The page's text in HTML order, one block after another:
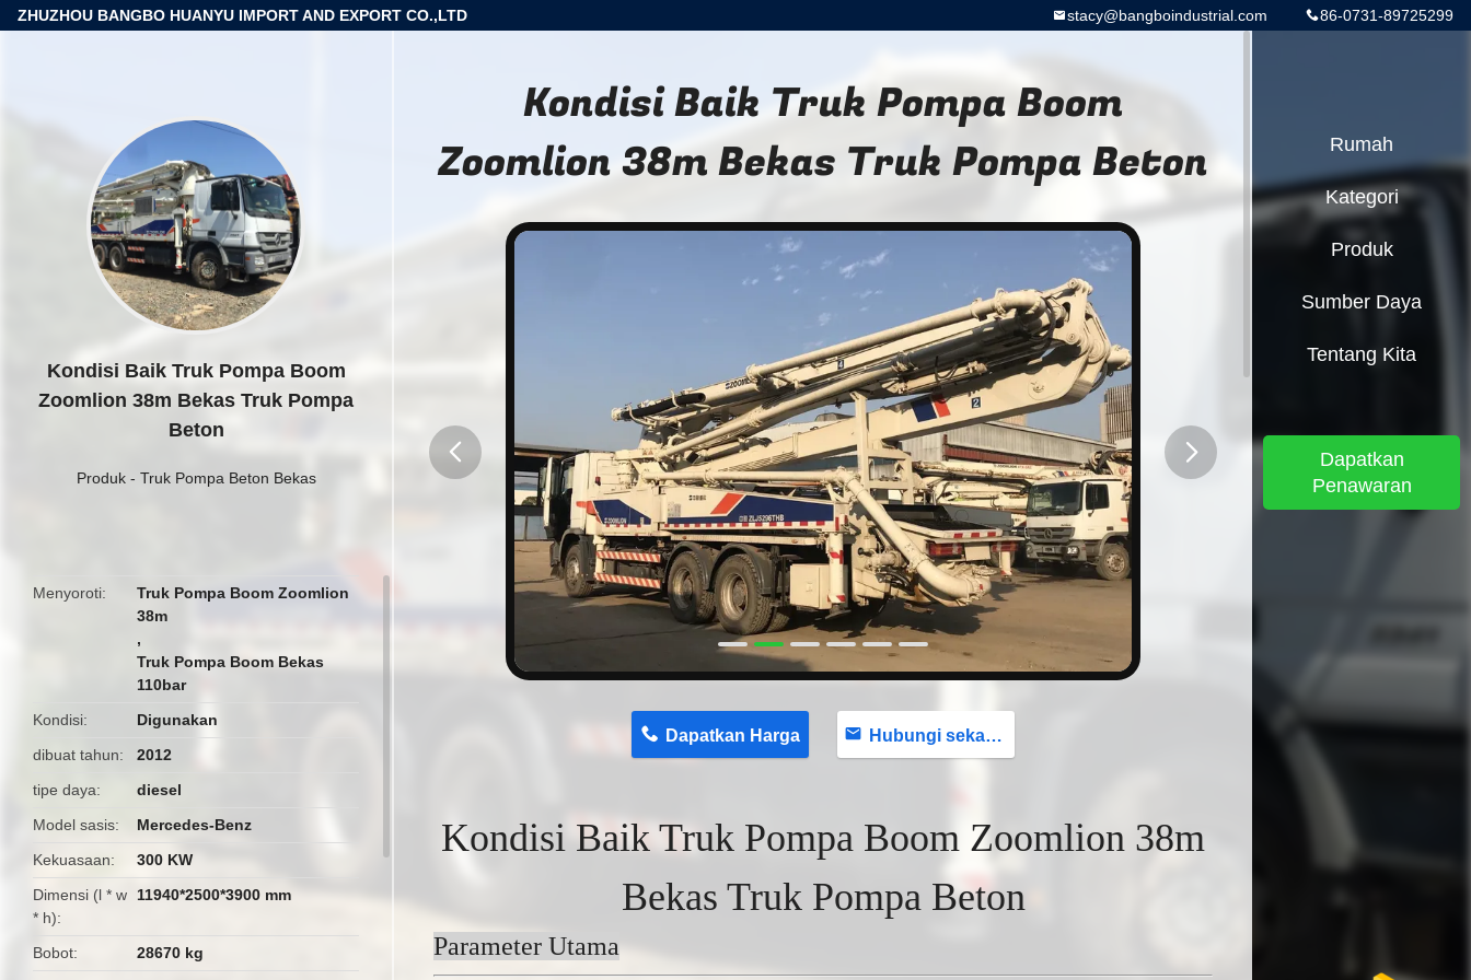
ZHUZHOU BANGBO HUANYU IMPORT AND EXPORT CO.,LTD 86-0731-89725299
stacy@bangboindustrial.com
Kondisi Baik Truk Pompa Boom
Zoomlion 38m Bekas Truk Pompa
Beton
Produk- Truk Pompa Beton Bekas
Menyoroti
Truk Pompa Boom Zoomlion
38m
,
Truk Pompa Boom Bekas
110bar
Kondisi
Digunakan
dibuat tahun
2012
tipe daya
diesel
Model sasis
Mercedes-Benz
Kekuasaan
300 KW
Dimensi (l * w
* h)
11940*2500*3900 mm
Bobot
28670 kg
Kondisi Baik Truk Pompa Boom
Zoomlion 38m Bekas Truk Pompa Beton
Dapatkan Harga Hubungi sekarang
Kondisi Baik Truk Pompa Boom Zoomlion 38m
Bekas Truk Pompa Beton
Parameter Utama
Rumah
Kategori
Produk
Sumber Daya
Tentang Kita
Dapatkan
Penawaran